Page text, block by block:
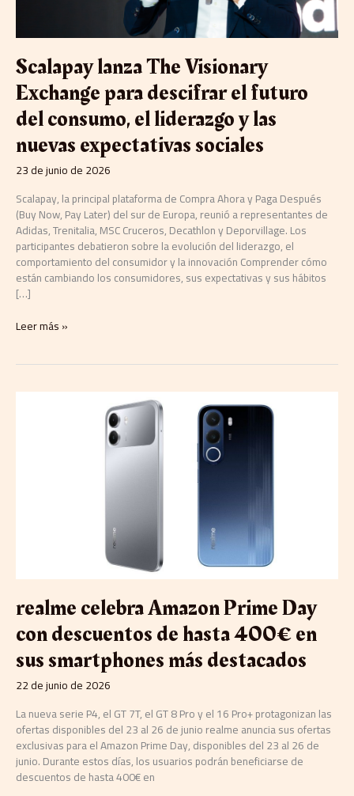
Scalapay lanza The Visionary
Exchange para descifrar el futuro
del consumo, el liderazgo y las
nuevas expectativas sociales
23 de junio de 2026
Scalapay, la principal plataforma de Compra Ahora y Paga Después
(Buy Now, Pay Later) del sur de Europa, reunió a representantes de
Adidas, Trenitalia, MSC Cruceros, Decathlon y Deporvillage. Los
participantes debatieron sobre la evolución del liderazgo, el
comportamiento del consumidor y la innovación Comprender cómo
están cambiando los consumidores, sus expectativas y sus hábitos
[…]
liderazgo
las
nuevas
expectativas
sociales
Leer más »
realme celebra Amazon Prime Day
con descuentos de hasta 400€ en
sus smartphones más destacados
22 de junio de 2026
La nueva serie P4, el GT 7T, el GT 8 Pro y el 16 Pro+ protagonizan las
ofertas disponibles del 23 al 26 de junio realme anuncia sus ofertas
exclusivas para el Amazon Prime Day, disponibles del 23 al 26 de
junio. Durante estos días, los usuarios podrán beneficiarse de
descuentos de hasta 400€ en
más
destacados